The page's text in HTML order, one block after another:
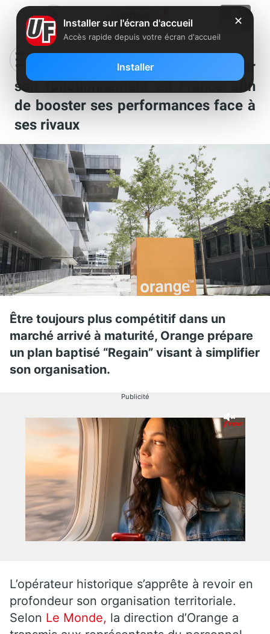
Orange veut revoir en profondeur
son fonctionnement en France afin
de booster ses performances face à
ses rivaux
Être toujours plus compétitif dans un
marché arrivé à maturité, Orange prépare
un plan baptisé “Regain” visant à simplifier
son organisation.
Publicité
L’opérateur historique s’apprête à revoir en
profondeur son organisation territoriale.
Selon Le Monde, la direction d’Orange a
✕
Installer sur l'écran d'accueil
Accès rapide depuis votre écran d'accueil
Installer